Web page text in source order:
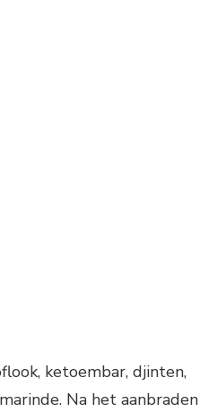
ketoembar, djinten,
Na het aanbraden